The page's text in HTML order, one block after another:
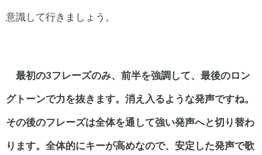
意識して行きましょう。
最初の3フレーズのみ、前半を強調して、最後のロン
グトーンで力を抜きます。 消え入るような発声ですね。
その後のフレーズは全体を通して強い発声へと切り替わ
ります。 全体的にキーが高めなので、安定した発声で歌